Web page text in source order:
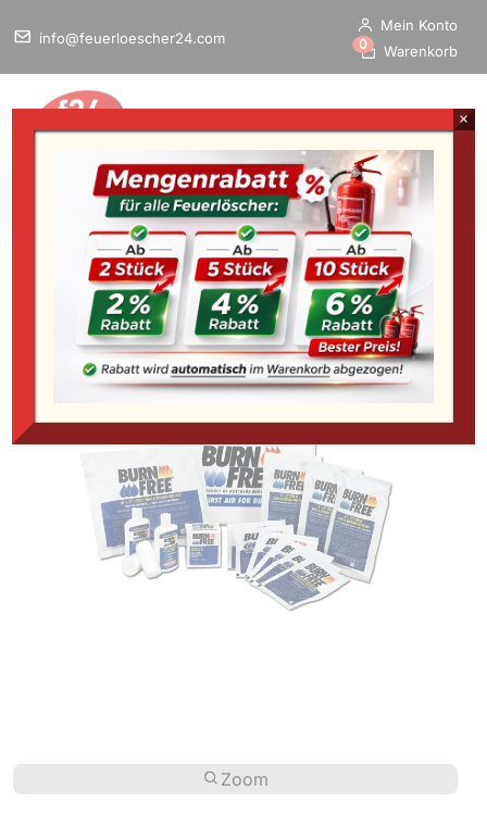
info@feuerloescher24.com
Mein Konto
Warenkorb
0
Startseite»BURNFREE Industrial Kit
Zoom
×